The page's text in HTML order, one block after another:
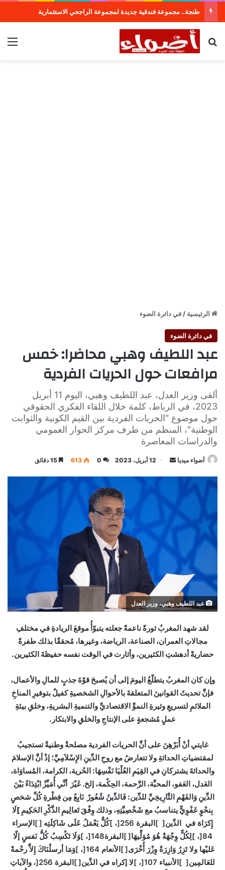
طنجة.. مجموعة فندقية جديدة لمجموعة الراجحي الاستثمارية
بحث عن
الرئيسية / في دائرة الضوء
في دائرة الضوء
عبد اللطيف وهبي محاضرا: خمس
مرافعات حول الحريات الفردية
ألقى وزير العدل، عبد اللطيف وهبي، اليوم 11 أبريل
2023، في الرباط، كلمة خلال اللقاء الفكري الحقوقي
حول موضوع "الحريات الفردية بين القيم الكونية والثوابت
الوطنية"، المنظم من طرف مركز الحوار العمومي
والدراسات المعاصرة
أضواء ميديا
أرسل 12 أبريل، 2023 0
613
عبد اللطيف وهبي، وزير العدل
لقد شهد المغربُ ثورةً ناعمةً جعلته يتبوّأُ موقعَ الريادةِ في مختلفِ
مجالاتِ العمران، الصناعة، الرياضة، وغيرها، مُحققًا بذلك طفرةً
حضاريةً أدهشتِ الكثيرين، وأثارت في الوقت نفسه حفيظةَ الكثيرين.
وإن كان المغربُ يتطلّعُ اليومَ إلى أن يُصبحَ قوّةَ جذبٍ للمالِ والأعمال،
فإنَّ تحديثَ القوانينَ المتعلقةَ بالأحوالِ الشخصيةِ كفيلٌ بتوفيرِ المناخِ
الملائمِ لتسريعِ وثيرةِ النموِّ الاقتصاديِّ والتنميةِ البشريةِ، وخلقِ بيئةِ
عملٍ مُشجعةٍ على الإنتاجِ والخلقِ والابتكار.
غايتي أنْ أُبَرْهِنَ على أنَّ الحريات الفردية مصلحةٌ وطنيةٌ تستجيبُ
لمقتضياتِ الحداثةِ ولا تتعارضُ مع روحِ الدِّينِ الإِسْلاَمِيِّ؛ إذْ أنَّ الإسلامَ
والحداثةَ يشتركانِ في القِيَمِ العُلْيَا نَفْسِهَا: الحُرية، الكرامة، المُساوَاة،
العَدل، العَفو، المحبَّة، الرَّحمة، الحِكْمة، إلخ. غَيْرَ أنِّي أُمَيِّزُ ابْتِدَاءً بَيْنَ
الدِّينِ وَالفَهْمِ التَّارِيخِيِّ للدِّين: فَالدِّينُ شُعُورٌ نَابِعٌ مِن فِطْرةِ كُلِّ شخصٍ
بِنحْوٍ عَفْوِيٍّ يتناسبُ مع شَخْصِيَّتِهِ، وذلك وِفْقَ تَعالِيمِ الذِّكْرِ الحَكِيمِ ]لَا
إِكرَاهَ في
الدِّين[
] البقرة 256 [، ]كُلٌّ يَعْمَلُ عَلَى شَاكِلَتِه [
] الإسراء
84
[،]لِكُلٍّ وِجْهَةٌ هُوَ مُوَلِّيهَا[
] البقرة148 [،]وَلَا تَكْسِبُ كُلُّ نَفسٍ إلّا
عَليْها ولا تَزِرُ وَازِرَةٌ وِزْرَ أُخْرَى[
] الأنعام 164 [،]وَمَا أرسلْنَاكَ إِلاَّ رحْمةً
للعَالمِين[
] الأنبياء 107 [، ]لا إكراه في الدِّين[
] البقرة 256 [، والآياتِ